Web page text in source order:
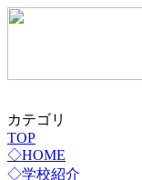
カテゴリ
TOP
◇HOME
◇学校紹介